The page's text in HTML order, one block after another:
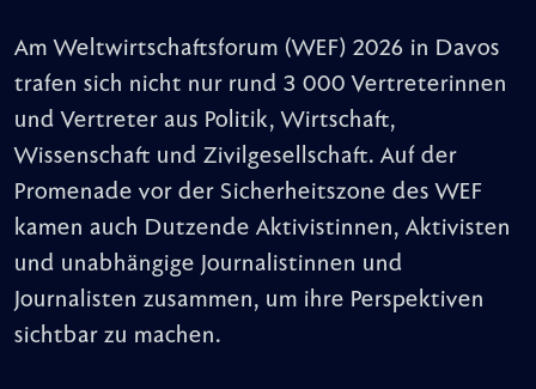
Am Weltwirtschaftsforum (WEF) 2026 in Davos
trafen sich nicht nur rund 3 000 Vertreterinnen
und Vertreter aus Politik, Wirtschaft,
Wissenschaft und Zivilgesellschaft. Auf der
Promenade vor der Sicherheitszone des WEF
kamen auch Dutzende Aktivistinnen, Aktivisten
und unabhängige Journalistinnen und
Journalisten zusammen, um ihre Perspektiven
sichtbar zu machen.